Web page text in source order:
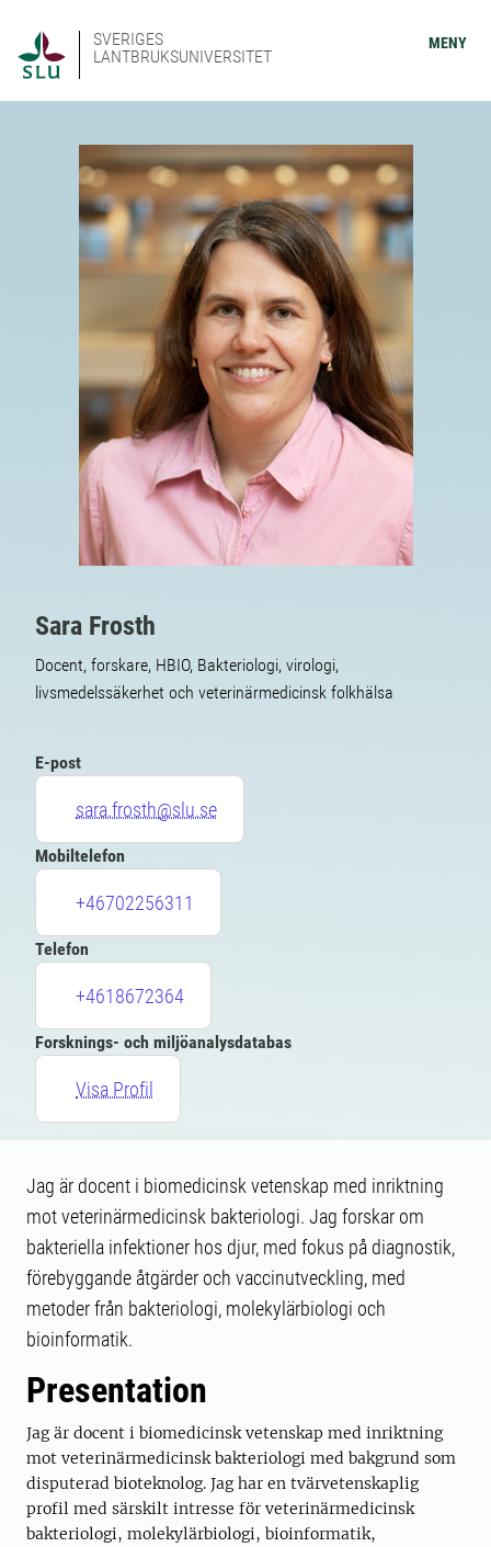
SVERIGES
LANTBRUKSUNIVERSITET
MENY
Sara Frosth
Docent, forskare, HBIO, Bakteriologi, virologi,
livsmedelssäkerhet och veterinärmedicinsk folkhälsa
E-post
sara.frosth@slu.se
Mobiltelefon
+46702256311
Telefon
+4618672364
Forsknings- och miljöanalysdatabas
Visa Profil
Jag är docent i biomedicinsk vetenskap med inriktning
mot veterinärmedicinsk bakteriologi. Jag forskar om
bakteriella infektioner hos djur, med fokus på diagnostik,
förebyggande åtgärder och vaccinutveckling, med
metoder från bakteriologi, molekylärbiologi och
bioinformatik.
Presentation
Jag är docent i biomedicinsk vetenskap med inriktning
mot veterinärmedicinsk bakteriologi med bakgrund som
disputerad bioteknolog. Jag har en tvärvetenskaplig
profil med särskilt intresse för veterinärmedicinsk
bakteriologi, molekylärbiologi, bioinformatik,